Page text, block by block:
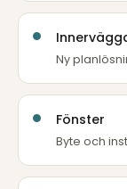
Ny
Fönster
Byte och